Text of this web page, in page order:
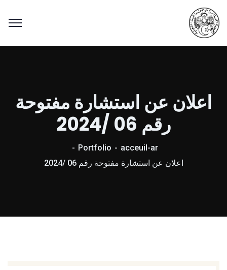
اعلان عن استشارة مفتوحة
رقم 06 /2024
acceuil-ar
Portfolio
اعلان عن استشارة مفتوحة رقم 06 /2024